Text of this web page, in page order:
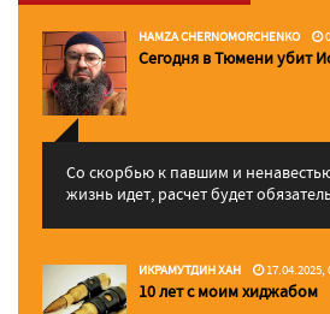
HAMZA CHERNOMORCHENKO
Сегодня в Тюмени убит
Со скорбью к павшим и
жизнь идет, расчет будет
ИКРАМУТДИН ХАН 17.04.2025,
10 лет с моим хиджабом